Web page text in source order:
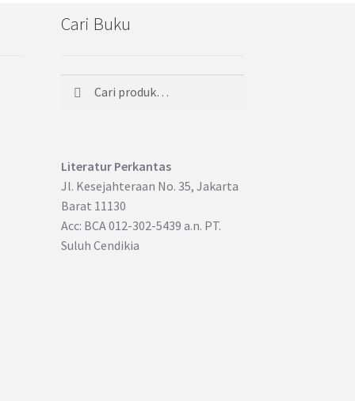
Cari Buku
Pencarian
Literatur Perkantas
Jl. Kesejahteraan No. 35, Jakarta
Barat 11130
Acc: BCA 012-302-5439 a.n. PT.
Suluh Cendikia